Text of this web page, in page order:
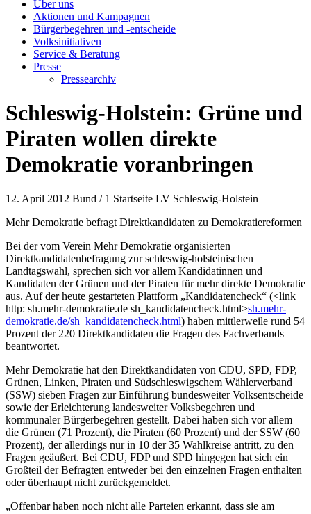
Über uns
Aktionen und Kampagnen
Bürgerbegehren und -entscheide
Volksinitiativen
Service & Beratung
Presse
Pressearchiv
Schleswig-Holstein: Grüne und
Piraten wollen direkte
Demokratie voranbringen
12. April 2012 Bund / 1 Startseite LV Schleswig-Holstein
Mehr Demokratie befragt Direktkandidaten zu Demokratiereformen
Bei der vom Verein Mehr Demokratie organisierten
Direktkandidatenbefragung zur schleswig-holsteinischen
Landtagswahl, sprechen sich vor allem Kandidatinnen und
Kandidaten der Grünen und der Piraten für mehr direkte Demokratie
aus. Auf der heute gestarteten Plattform „Kandidatencheck“ (<link
http: sh.mehr-demokratie.de sh_kandidatencheck.html>sh.mehr-
demokratie.de/sh_kandidatencheck.html) haben mittlerweile rund 54
Prozent der 220 Direktkandidaten die Fragen des Fachverbands
beantwortet.
Mehr Demokratie hat den Direktkandidaten von CDU, SPD, FDP,
Grünen, Linken, Piraten und Südschleswigschem Wählerverband
(SSW) sieben Fragen zur Einführung bundesweiter Volksentscheide
sowie der Erleichterung landesweiter Volksbegehren und
kommunaler Bürgerbegehren gestellt. Dabei haben sich vor allem
die Grünen (71 Prozent), die Piraten (60 Prozent) und der SSW (60
Prozent), der allerdings nur in 10 der 35 Wahlkreise antritt, zu den
Fragen geäußert. Bei CDU, FDP und SPD hingegen hat sich ein
Großteil der Befragten entweder bei den einzelnen Fragen enthalten
oder überhaupt nicht zurückgemeldet.
„Offenbar haben noch nicht alle Parteien erkannt, dass sie am